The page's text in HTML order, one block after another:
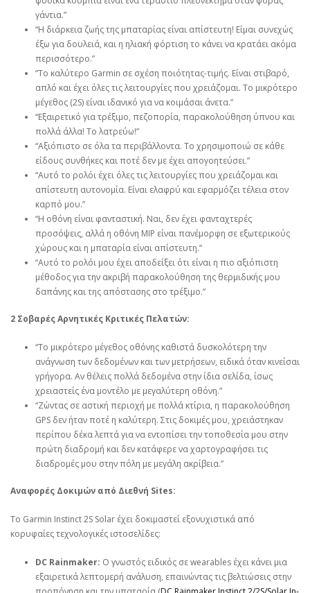
γάντια.”
“Η διάρκεια ζωής της μπαταρίας είναι απίστευτη! Είμαι συνεχώς
έξω για δουλειά, και η ηλιακή φόρτιση το κάνει να κρατάει ακόμα
περισσότερο.”
“Το καλύτερο Garmin σε σχέση ποιότητας-τιμής. Είναι στιβαρό,
απλό και έχει όλες τις λειτουργίες που χρειάζομαι. Το μικρότερο
μέγεθος (2S) είναι ιδανικό για να κοιμάσαι άνετα.”
“Εξαιρετικό για τρέξιμο, πεζοπορία, παρακολούθηση ύπνου και
πολλά άλλα! Το λατρεύω!”
“Αξιόπιστο σε όλα τα περιβάλλοντα. Το χρησιμοποιώ σε κάθε
είδους συνθήκες και ποτέ δεν με έχει απογοητεύσει.”
“Αυτό το ρολόι έχει όλες τις λειτουργίες που χρειάζομαι και
απίστευτη αυτονομία. Είναι ελαφρύ και εφαρμόζει τέλεια στον
καρπό μου.”
“Η οθόνη είναι φανταστική. Ναι, δεν έχει φανταχτερές
προσόψεις, αλλά η οθόνη MIP είναι πανέμορφη σε εξωτερικούς
χώρους και η μπαταρία είναι απίστευτη.”
“Αυτό το ρολόι μου έχει αποδείξει ότι είναι η πιο αξιόπιστη
μέθοδος για την ακριβή παρακολούθηση της θερμιδικής μου
δαπάνης και της απόστασης στο τρέξιμο.”
2 Σοβαρές Αρνητικές Κριτικές Πελατών:
“Το μικρότερο μέγεθος οθόνης καθιστά δυσκολότερη την
ανάγνωση των δεδομένων και των μετρήσεων, ειδικά όταν κινείσαι
γρήγορα. Αν θέλεις πολλά δεδομένα στην ίδια σελίδα, ίσως
χρειαστείς ένα μοντέλο με μεγαλύτερη οθόνη.”
“Ζώντας σε αστική περιοχή με πολλά κτίρια, η παρακολούθηση
GPS δεν ήταν ποτέ η καλύτερη. Στις δοκιμές μου, χρειάστηκαν
περίπου δέκα λεπτά για να εντοπίσει την τοποθεσία μου στην
πρώτη διαδρομή και δεν κατάφερε να χαρτογραφήσει τις
διαδρομές μου στην πόλη με μεγάλη ακρίβεια.”
Αναφορές Δοκιμών από Διεθνή Sites:
Το Garmin Instinct 2S Solar έχει δοκιμαστεί εξονυχιστικά από
κορυφαίες τεχνολογικές ιστοσελίδες:
DC Rainmaker: Ο γνωστός ειδικός σε wearables έχει κάνει μια
εξαιρετικά λεπτομερή ανάλυση, επαινώντας τις βελτιώσεις στην